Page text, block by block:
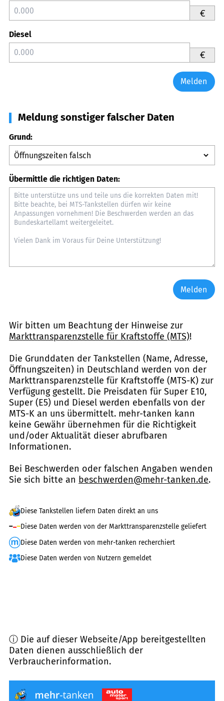
€
Diesel
€
Melden
Meldung sonstiger falscher Daten
Grund:
Übermittle die richtigen Daten:
Melden
Wir bitten um Beachtung der Hinweise zur
Markttransparenzstelle für Kraftstoffe (MTS)!
Die Grunddaten der Tankstellen (Name, Adresse,
Öffnungszeiten) in Deutschland werden von der
Markttransparenzstelle für Kraftstoffe (MTS-K) zur
Verfügung gestellt. Die Preisdaten für Super E10,
Super (E5) und Diesel werden ebenfalls von der
MTS-K an uns übermittelt. mehr-tanken kann
keine Gewähr übernehmen für die Richtigkeit
und/oder Aktualität dieser abrufbaren
Informationen.
Bei Beschwerden oder falschen Angaben wenden
Sie sich bitte an beschwerden@mehr-tanken.de.
Diese Tankstellen liefern Daten direkt an uns
Diese Daten werden von der Markttransparenzstelle geliefert
Diese Daten werden von mehr-tanken recherchiert
Diese Daten werden von Nutzern gemeldet
ⓘ Die auf dieser Webseite/App bereitgestellten
Daten dienen ausschließlich der
Verbraucherinformation.